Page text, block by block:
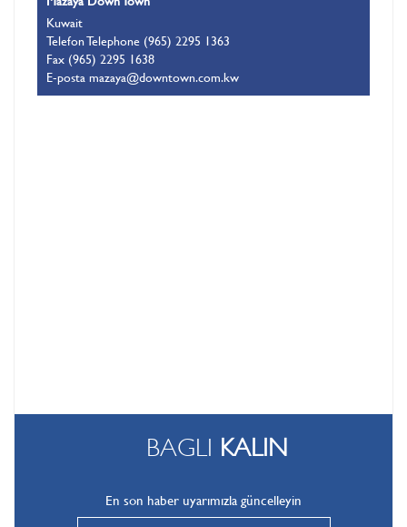
Kuwait
Telefon Telephone (965) 2295 1363
Fax (965) 2295 1638
E-posta mazaya@downtown.com.kw
BAGLI KALIN
En son haber uyarımızla güncelleyin